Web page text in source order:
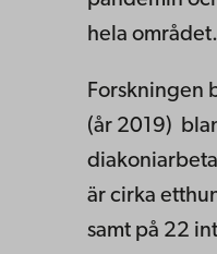
hela området.
Forskningen
(år 2019)
är cirka
samt på 22